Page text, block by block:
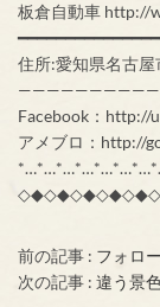
板倉自動車 http://
住所:愛知県名古
Facebook：http://
アメブロ：http://
前の記事 : フォロー
次の記事 : 違う景